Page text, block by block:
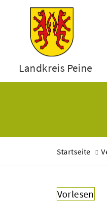
Landkreis Peine
Startseite
Vorlesen